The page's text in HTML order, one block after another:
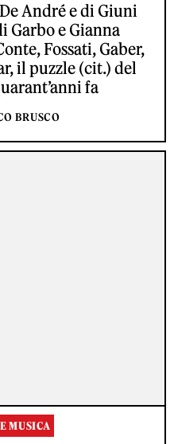
André e di Giuni
Garbo e Gianna
Fossati, Gaber,
il puzzle (cit.) del
fa
BRUSCO
MUSICA